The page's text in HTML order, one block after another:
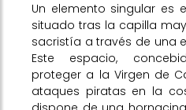
Un elemento singular es
situado tras la capilla
sacristía a través de una
Este espacio,
proteger a la Virgen de
ataques piratas en la